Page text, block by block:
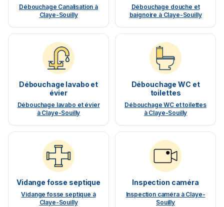
Débouchage Canalisation à
Claye-Souilly
Débouchage douche et
baignoire à Claye-Souilly
Débouchage lavabo et
évier
Débouchage lavabo et évier
à Claye-Souilly
Débouchage WC et
toilettes
Débouchage WC et toilettes
à Claye-Souilly
Vidange fosse septique
Vidange fosse septique à
Claye-Souilly
Inspection caméra
Inspection caméra à Claye-
Souilly